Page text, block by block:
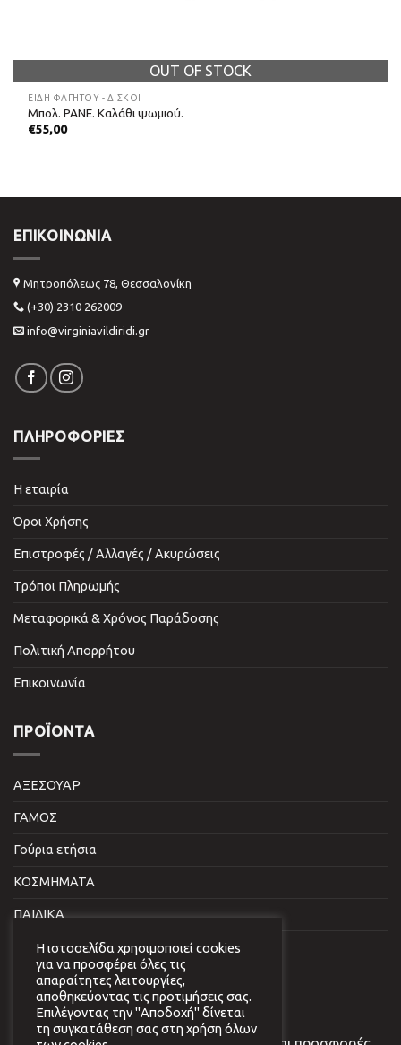
OUT OF STOCK
ΕΊΔΗ ΦΑΓΗΤΟΎ - ΔΊΣΚΟΙ
Μπολ. PANE. Καλάθι ψωμιού.
€55,00
ΕΠΙΚΟΙΝΩΝΊΑ
Μητροπόλεως 78, Θεσσαλονίκη
(+30) 2310 262009
info@virginiavildiridi.gr
ΠΛΗΡΟΦΟΡΙΕΣ
Η εταιρία
Όροι Χρήσης
Επιστροφές / Αλλαγές / Ακυρώσεις
Τρόποι Πληρωμής
Μεταφορικά & Χρόνος Παράδοσης
Πολιτική Απορρήτου
Επικοινωνία
ΠΡΟΪΌΝΤΑ
ΑΞΕΣΟΥΑΡ
ΓΑΜΟΣ
Γούρια ετήσια
ΚΟΣΜΗΜΑΤΑ
ΠΑΙΔΙΚΑ
ΣΠΙΤΙ & ΓΡΑΦΕΙΟ
NEWSLETTER
Η ιστοσελίδα χρησιμοποιεί cookies
για να προσφέρει όλες τις
απαραίτητες λειτουργίες,
αποθηκεύοντας τις προτιμήσεις σας.
Επιλέγοντας την "Αποδοχή" δίνεται
τη συγκατάθεση σας στη χρήση όλων